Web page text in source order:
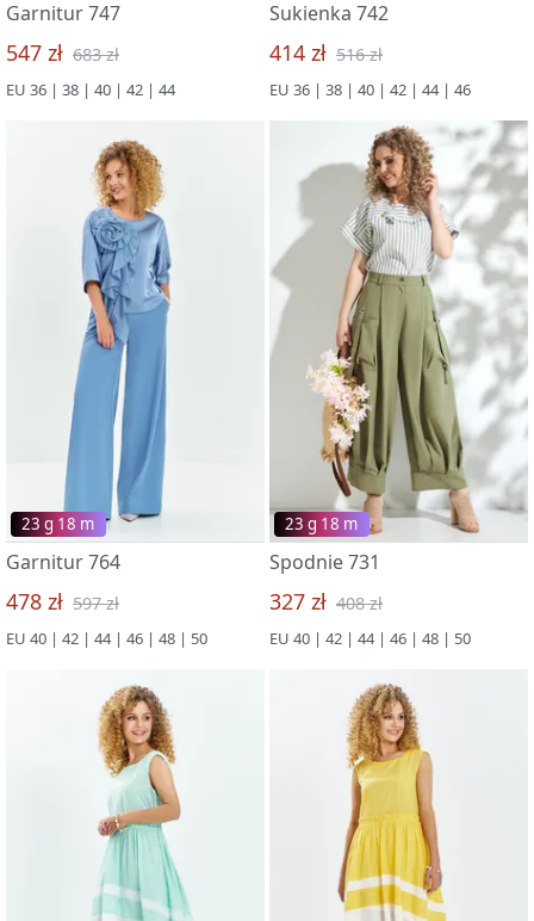
Garnitur 747
547 zł 683 zł
EU 36 | 38 | 40 | 42 | 44
Sukienka 742
414 zł 516 zł
EU 36 | 38 | 40 | 42 | 44 | 46
23 g 18 m
Garnitur 764
478 zł 597 zł
EU 40 | 42 | 44 | 46 | 48 | 50
23 g 18 m
Spodnie 731
327 zł 408 zł
EU 40 | 42 | 44 | 46 | 48 | 50